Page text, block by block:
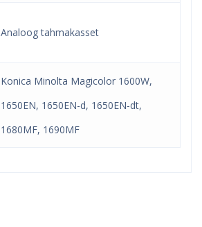
Analoog tahmakasset
Konica Minolta Magicolor 1600W,
1650EN, 1650EN-d, 1650EN-dt,
1680MF, 1690MF